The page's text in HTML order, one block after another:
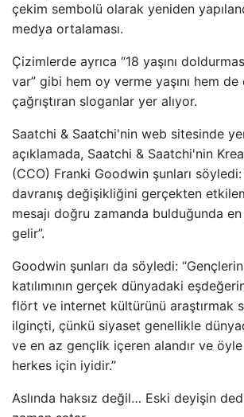
çekim sembolü olarak yeniden
medya ortalaması.
Çizimlerde ayrıca “18 yaşını
var” gibi hem oy verme yaşını hem
çağrıştıran sloganlar yer alıyor.
Saatchi & Saatchi'nin web sitesinde
açıklamada, Saatchi & Saatchi'nin
(CCO) Franki Goodwin şunları söyledi:
davranış değişikliğini gerçekten
mesajı doğru zamanda bulduğunda
gelir”.
Goodwin şunları da söyledi:
katılımının gerçek dünyadaki
flört ve internet kültürünü araştırmak
ilginçti, çünkü siyaset genellikle
ve en az gençlik içeren alandır ve öyle
herkes için iyidir.”
Aslında haksız değil… Eski deyişin